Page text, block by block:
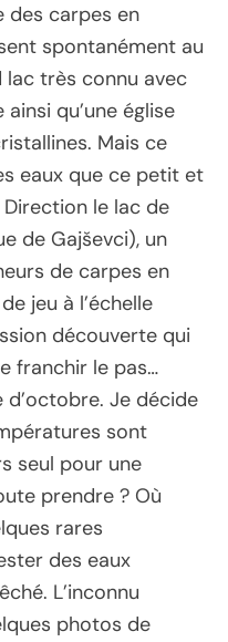
des carpes en
spontanément au
lac très connu avec
qu’une église
Mais ce
eaux que ce petit et
le lac de
de Gajševci), un
de carpes en
jeu à l’échelle
découverte qui
franchir le pas…
Je décide
sont
seul pour une
prendre ? Où
rares
des eaux
L’inconnu
photos de